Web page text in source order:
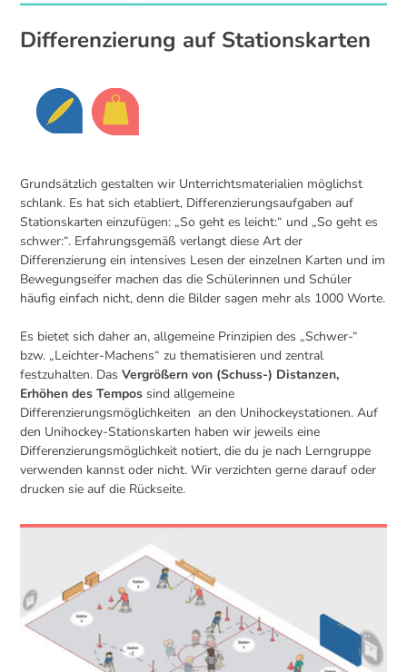
Differenzierung auf Stationskarten
Grundsätzlich gestalten wir Unterrichtsmaterialien möglichst
schlank. Es hat sich etabliert, Differenzierungsaufgaben auf
Stationskarten einzufügen: „So geht es leicht:“ und „So geht es
schwer:“. Erfahrungsgemäß verlangt diese Art der
Differenzierung ein intensives Lesen der einzelnen Karten und im
Bewegungseifer machen das die Schülerinnen und Schüler
häufig einfach nicht, denn die Bilder sagen mehr als 1000 Worte.
Es bietet sich daher an, allgemeine Prinzipien des „Schwer-“
bzw. „Leichter-Machens“ zu thematisieren und zentral
festzuhalten. DasVergrößern von (Schuss-) Distanzen,
Erhöhen des Tempos sind allgemeine
Differenzierungsmöglichkeiten an den Unihockeystationen. Auf
den Unihockey-Stationskarten haben wir jeweils eine
Differenzierungsmöglichkeit notiert, die du je nach Lerngruppe
verwenden kannst oder nicht. Wir verzichten gerne darauf oder
drucken sie auf die Rückseite.